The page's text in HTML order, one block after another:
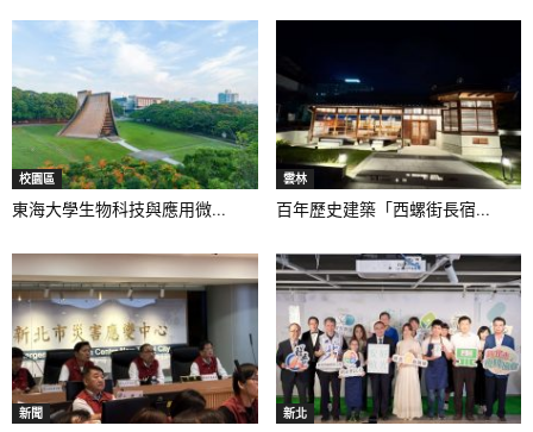
校園區
東海大學生物科技與應用微...
雲林
百年歷史建築「西螺街長宿...
新聞 新北